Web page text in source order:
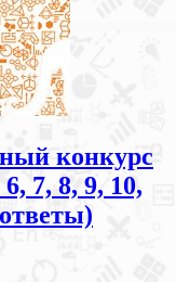
конкурс
7, 8, 9, 10,